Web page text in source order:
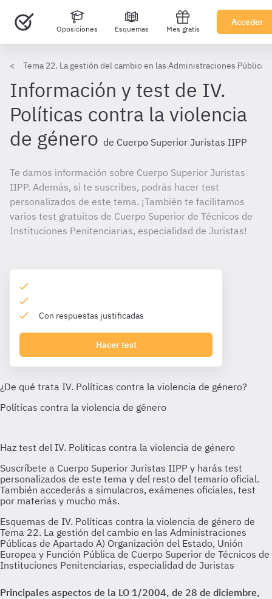
Oposiciones Esquemas Mes gratis
Acceder
Tema 22. La gestión del cambio en las Administraciones Públicas
Información y test de IV.
Políticas contra la violencia
de género de Cuerpo Superior Juristas IIPP
Te damos información sobre Cuerpo Superior Juristas
IIPP. Además, si te suscribes, podrás hacer test
personalizados de este tema. ¡También te facilitamos
varios test gratuitos de Cuerpo Superior de Técnicos de
Instituciones Penitenciarias, especialidad de Juristas!
Con respuestas justificadas
Hacer test
Esquemas de IV. Políticas contra la violencia de género de
Tema 22. La gestión del cambio en las Administraciones
Públicas de Apartado A) Organización del Estado, Unión
Europea y Función Pública de Cuerpo Superior de Técnicos de
Instituciones Penitenciarias, especialidad de Juristas
Principales aspectos de la LO 1/2004, de 28 de diciembre,